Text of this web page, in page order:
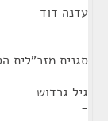
עדנה דוד
-
סגנית מזכ"לית
גיל גרדוש
-